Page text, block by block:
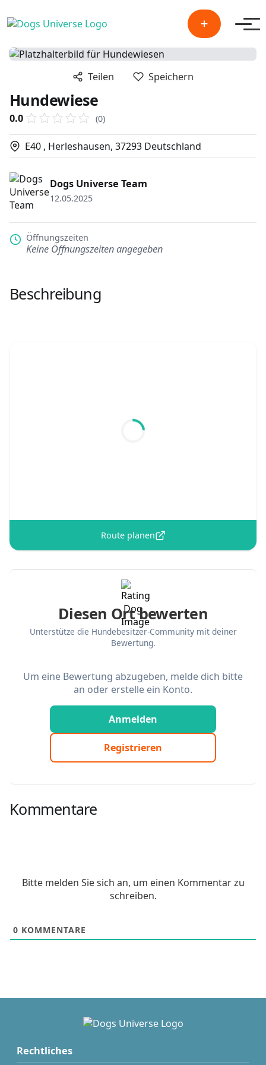
Teilen Speichern
Hundewiese
0.0 (0)
E40 , Herleshausen, 37293 Deutschland
Dogs Universe Team
12.05.2025
Öffnungszeiten
Keine Öffnungszeiten angegeben
Beschreibung
Route planen
Diesen Ort bewerten
Unterstütze die Hundebesitzer-Community mit deiner
Bewertung.
Um eine Bewertung abzugeben, melde dich bitte
an oder erstelle ein Konto.
Anmelden
Registrieren
Kommentare
Bitte melden Sie sich an, um einen Kommentar zu
schreiben.
0 KOMMENTARE
Rechtliches